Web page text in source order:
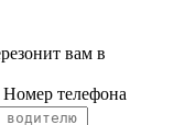
вам в
Номер телефона